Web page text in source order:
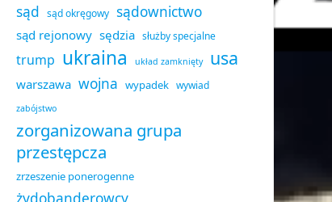
sąd sąd okręgowy sądownictwo
sąd rejonowy sędzia służby specjalne
trump ukraina układ zamknięty usa
warszawa wojna wypadek wywiad
zabójstwo
zorganizowana grupa
przestępcza
zrzeszenie ponerogenne